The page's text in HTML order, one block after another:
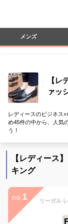
メンズ
【レ
ァッ
レディースのビジネス
め45件の中から、人気
う！
【レディース
キング
no. 1